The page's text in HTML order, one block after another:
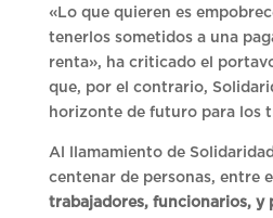
«Lo que quieren es
tenerlos sometidos a una
renta», ha criticado el
que, por el contrario,
horizonte de futuro para los
Al llamamiento de
centenar de personas, entre
trabajadores, funcionarios, y